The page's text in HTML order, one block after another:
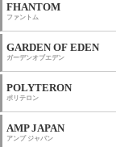
FHANTOM
ファントム
GARDEN OF EDEN
ガーデンオブエデン
POLYTERON
ポリテロン
AMP JAPAN
アンプ ジャパン